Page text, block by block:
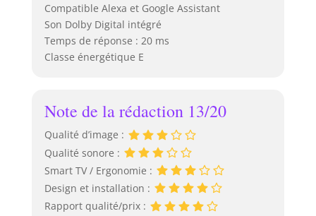
Compatible Alexa et Google Assistant
Son Dolby Digital intégré
Temps de réponse : 20 ms
Classe énergétique E
Note de la rédaction 13/20
Qualité d’image :
Qualité sonore :
Smart TV / Ergonomie :
Design et installation :
Rapport qualité/prix :